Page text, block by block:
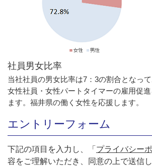
社員男女比率
当社社員の男女比率は7：3の割合となっ
女性社員・女性パートタイマーの雇用促
ます。福井県の働く女性を応援します。
エントリーフォーム
下記の項目を入力し、「 プライバシー
容をご理解いただき、同意の上で送信し